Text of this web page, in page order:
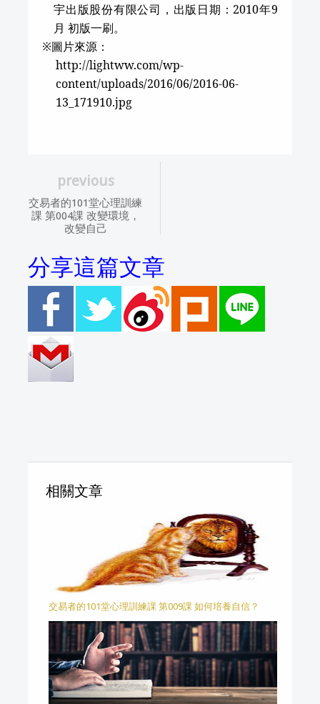
宇出版股份有限公司，出版日期： 2010年9
月 初版一刷。
※圖片來源：
http://lightww.com/wp-
content/uploads/2016/06/2016-06-
13_171910.jpg
previous
交易者的101堂心理訓練
課 第004課 改變環境，
改變自己
分享這篇文章
相關文章
交易者的101堂心理訓練課 第009課 如何培養自信？